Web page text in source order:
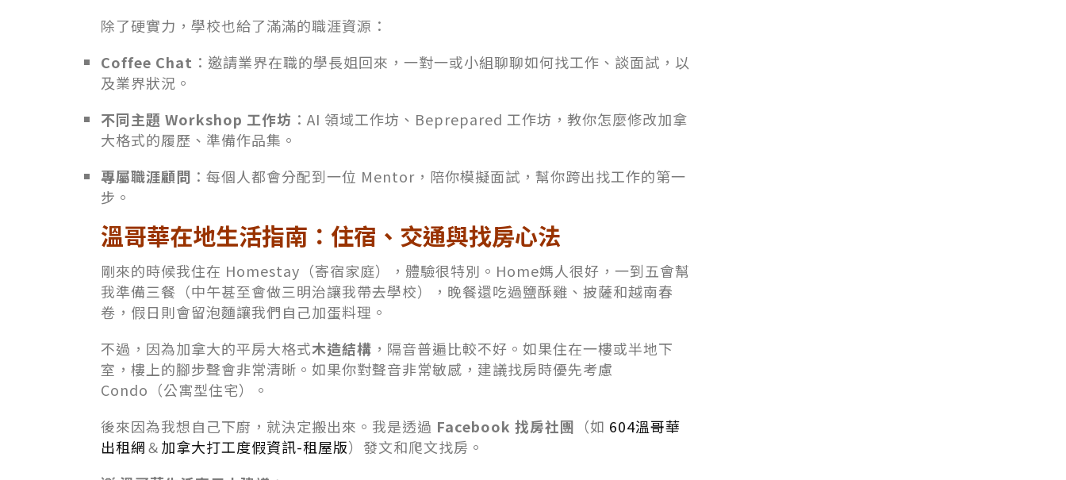
除了硬實力，學校也給了滿滿的職涯資源：
Coffee Chat ：邀請業界在職的學長姐回來，一對一或小組聊聊如何找工作、談面試，以
及業界狀況。
不同主題 Workshop 工作坊 ：AI 領域工作坊、Beprepared 工作坊，教你怎麼修改加拿
大格式的履歷、準備作品集。
專屬職涯顧問 ：每個人都會分配到一位 Mentor，陪你模擬面試，幫你跨出找工作的第一
步。
溫哥華在地生活指南：住宿、交通與找房心法
剛來的時候我住在 Homestay（寄宿家庭），體驗很特別。Home媽人很好，一到五會幫
我準備三餐（中午甚至會做三明治讓我帶去學校），晚餐還吃過鹽酥雞、披薩和越南春
卷，假日則會留泡麵讓我們自己加蛋料理。
不過，因為加拿大的平房大格式木造結構 ，隔音普遍比較不好。如果住在一樓或半地下
室，樓上的腳步聲會非常清晰。如果你對聲音非常敏感，建議找房時優先考慮
Condo（公寓型住宅）。
後來因為我想自己下廚，就決定搬出來。我是透過 Facebook 找房社團 （如 604溫哥華
出租網＆加拿大打工度假資訊-租屋版）發文和爬文找房。